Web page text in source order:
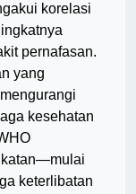
korelasi
pernafasan.
yang
kesehatan
keterlibatan